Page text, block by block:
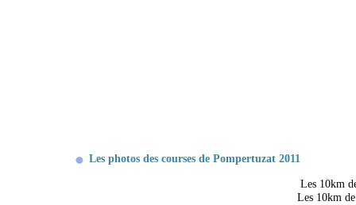
Les photos des courses de Pompertuzat 2011
Les 10km
Les 10km